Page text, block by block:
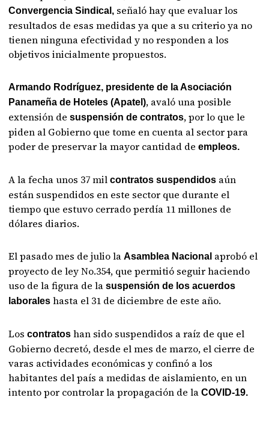
Convergencia Sindical, señaló hay que evaluar los
resultados de esas medidas ya que a su criterio ya no
tienen ninguna efectividad y no responden a los
objetivos inicialmente propuestos.
Armando Rodríguez, presidente de la Asociación
Panameña de Hoteles (Apatel), avaló una posible
extensión desuspensión de contratos, por lo que le
piden al Gobierno que tome en cuenta al sector para
poder de preservar la mayor cantidad deempleos.
A la fecha unos 37 mil contratos suspendidos aún
están suspendidos en este sector que durante el
tiempo que estuvo cerrado perdía 11 millones de
dólares diarios.
El pasado mes de julio laAsamblea Nacional aprobó el
proyecto de ley No.354, que permitió seguir haciendo
uso de la figura de lasuspensión de los acuerdos
laboraleshasta el 31 de diciembre de este año.
Los contratoshan sido suspendidos a raíz de que el
Gobierno decretó, desde el mes de marzo, el cierre de
varas actividades económicas y confinó a los
habitantes del país a medidas de aislamiento, en un
intento por controlar la propagación de laCOVID-19.